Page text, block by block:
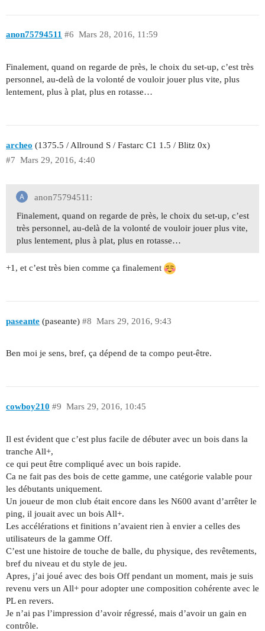
anon75794511 Mars 28, 2016, 11:59
#6
Finalement, quand on regarde de près, le choix du set-up, c’est très
personnel, au-delà de la volonté de vouloir jouer plus vite, plus
lentement, plus à plat, plus en rotasse…
archeo (1375.5 / Allround S / Fastarc C1 1.5 / Blitz 0x)
Mars 29, 2016, 4:40
#7
anon75794511:
Finalement, quand on regarde de près, le choix du set-up, c’est
très personnel, au-delà de la volonté de vouloir jouer plus vite,
plus lentement, plus à plat, plus en rotasse…
+1, et c’est très bien comme ça finalement
paseante (paseante) Mars 29, 2016, 9:43
#8
Ben moi je sens, bref, ça dépend de ta compo peut-être.
cowboy210 Mars 29, 2016, 10:45
#9
Il est évident que c’est plus facile de débuter avec un bois dans la
tranche All+,
ce qui peut être compliqué avec un bois rapide.
Ca ne fait pas des bois de cette gamme, une catégorie valable pour
les débutants uniquement.
Un joueur de mon club était encore dans les N600 avant d’arrêter le
ping, il jouait avec un bois All+.
Les accélérations et finitions n’avaient rien à envier a celles des
utilisateurs de la gamme Off.
C’est une histoire de touche de balle, du physique, des revêtements,
bref du niveau et du style de jeu.
Apres, j’ai joué avec des bois Off pendant un moment, mais je suis
revenu vers un All+ pour adopter une composition cohérente avec le
PL en revers.
Je n’ai pas l’impression d’avoir régressé, mais d’avoir un gain en
contrôle.